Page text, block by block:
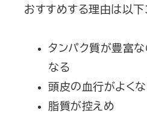
おすすめする理由は以下
タンパク質が豊富
なる
頭皮の血行がよく
脂質が控えめ